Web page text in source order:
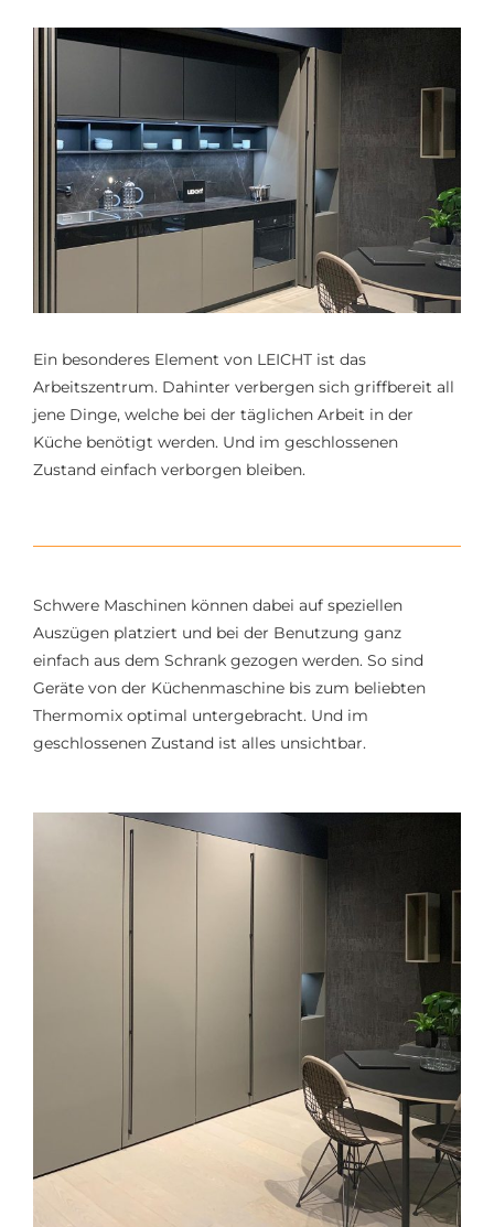
Ein besonderes Element von LEICHT ist das
Arbeitszentrum. Dahinter verbergen sich griffbereit all
jene Dinge, welche bei der täglichen Arbeit in der
Küche benötigt werden. Und im geschlossenen
Zustand einfach verborgen bleiben.
Schwere Maschinen können dabei auf speziellen
Auszügen platziert und bei der Benutzung ganz
einfach aus dem Schrank gezogen werden. So sind
Geräte von der Küchenmaschine bis zum beliebten
Thermomix optimal untergebracht. Und im
geschlossenen Zustand ist alles unsichtbar.